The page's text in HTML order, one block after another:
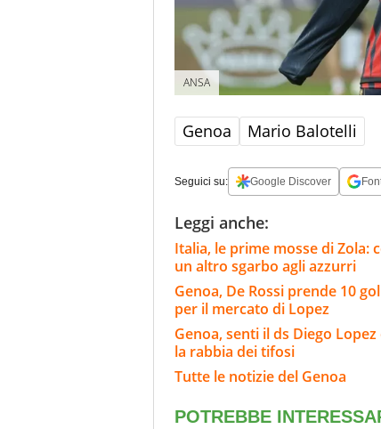
ANSA
Genoa Mario Balotelli
Seguici su: Google Discover
Leggi anche:
Italia, le prime mosse di Zola:
un altro sgarbo agli azzurri
Genoa, De Rossi prende 10
per il mercato di Lopez
Genoa, senti il ds Diego
la rabbia dei tifosi
Tutte le notizie del Genoa